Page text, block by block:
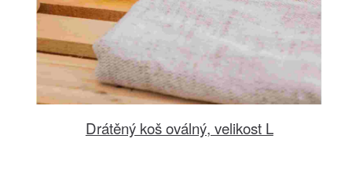
Drátěný koš oválný, velikost L